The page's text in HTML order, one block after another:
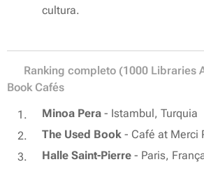
cultura.
🏆 Ranking completo (1000
Book Cafés
Minoa Pera - Istambul, Turquia
The Used Book - Café at Merci
Halle Saint-Pierre - Paris,